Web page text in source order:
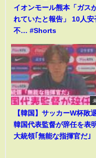
イオンモール熊本「ガス
れていたと報告」 10人安
不… #Shorts
【韓国】サッカーW杯敗
韓国代表監督が辞任を表
大統領｢無能な指揮官だ｣